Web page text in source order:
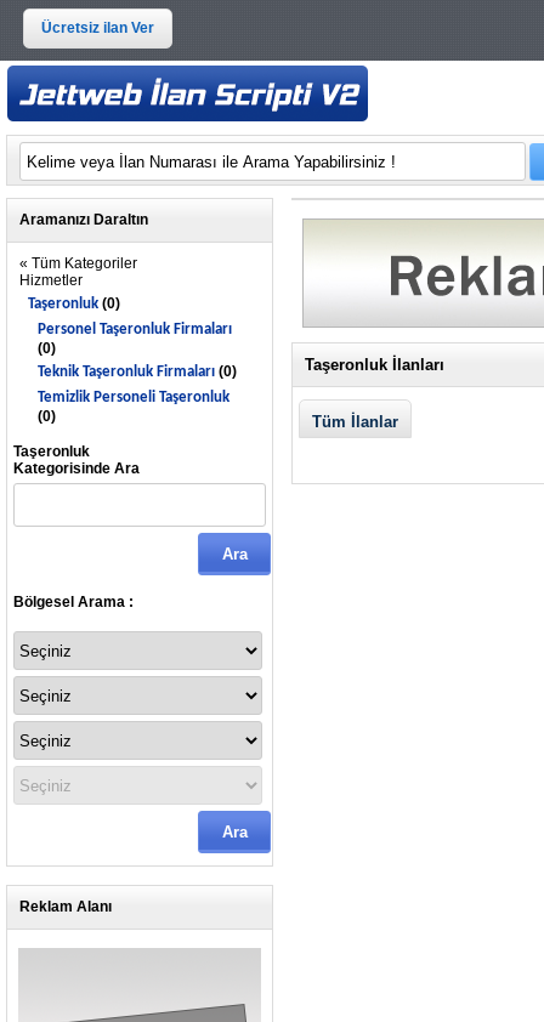
Ücretsiz ilan Ver
Aramanızı Daraltın
« Tüm Kategoriler
Hizmetler
Taşeronluk (0)
Personel Taşeronluk Firmaları
(0)
Teknik Taşeronluk Firmaları (0)
Temizlik Personeli Taşeronluk
(0)
Taşeronluk
Kategorisinde Ara
Bölgesel Arama :
Reklam Alanı
Taşeronluk İlanları
Tüm İlanlar